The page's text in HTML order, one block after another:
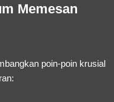
Memesan
poin-poin krusial